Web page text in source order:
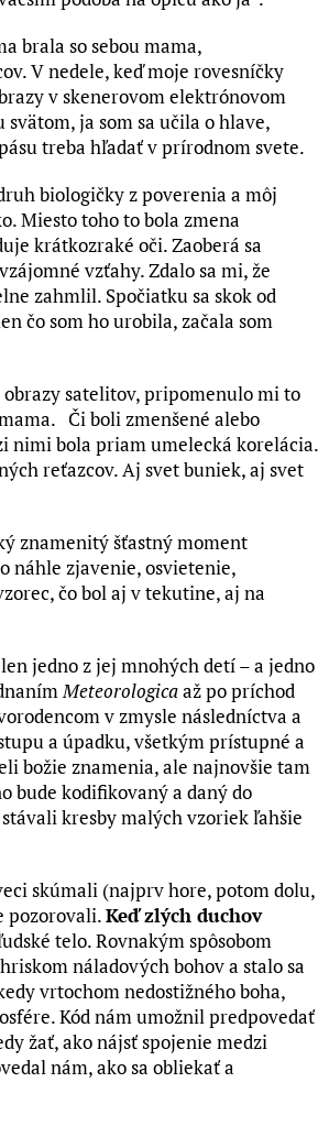
brala so sebou mama,
V nedele, keď moje rovesníčky
v skenerovom elektrónovom
ja som sa učila o hlave,
treba hľadať v prírodnom svete.
biologičky z poverenia a môj
Miesto toho to bola zmena
krátkozraké oči. Zaoberá sa
vzťahy. Zdalo sa mi, že
zahmlil. Spočiatku sa skok od
čo som ho urobila, začala som
satelitov, pripomenulo mi to
Či boli zmenšené alebo
nimi bola priam umelecká korelácia.
reťazcov. Aj svet buniek, aj svet
znamenitý šťastný moment
náhle zjavenie, osvietenie,
čo bol aj v tekutine, aj na
jedno z jej mnohých detí – a jedno
Meteorologicaaž po príchod
v zmysle následníctva a
a úpadku, všetkým prístupné a
božie znamenia, ale najnovšie tam
bude kodifikovaný a daný do
kresby malých vzoriek ľahšie
skúmali (najprv hore, potom dolu,
pozorovali.Keď zlých duchov
telo. Rovnakým spôsobom
náladových bohov a stalo sa
vrtochom nedostižného boha,
Kód nám umožnil predpovedať
žať, ako nájsť spojenie medzi
nám, ako sa obliekať a